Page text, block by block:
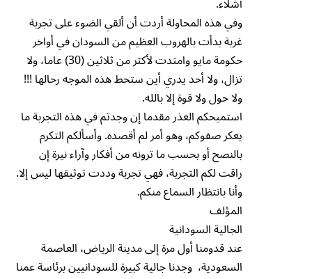
وفي هذه المحاولة أردت أن ألقي الضوء على تجربة
غربة بدأت بالهروب العظيم من السودان في أواخر
حكومة مايو وامتدت لأكثر من ثلاثين (30) عاما، ولا
تزال، ولا أحد يدري أين ستحط هذه الموجه رحالها !!!
ولا حول ولا قوة إلا بالله.
استميحكم العذر مقدما إن وجدتم في هذه التجربة ما
يعكر صفوكم، وهو أمر لم أقصده. وأسألكم التكرم
بالنصح أو بحسب ما ترونه من أفكار وآراء نيرة إن
راقت لكم التجربة، فهي تجربة وددت توثيقها ليس إلا.
وأنا بانتظار السماع منكم.
المؤلف
الجالية السودانية
عند قدومنا أول مرة إلى مدينة الرياض، العاصمة
السعودية، وجدنا جالية كبيرة للسودانيين برئاسة عمنا